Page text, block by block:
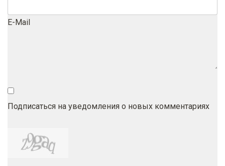
E-Mail
Подписаться на уведомления о новых комментариях